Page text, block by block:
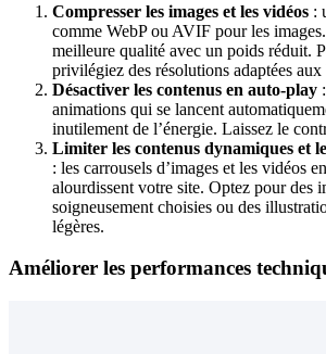
Compresser les images et les vidéos :
comme WebP ou AVIF pour les
meilleure qualité avec un poids réduit.
privilégiez des résolutions adaptées aux
Désactiver les contenus en auto-play
animations qui se lancent
inutilement de l’énergie. Laissez le
Limiter les contenus dynamiques et
: les carrousels d’images et les vidéos
alourdissent votre site. Optez pour des
soigneusement choisies ou des
légères.
Améliorer les performances